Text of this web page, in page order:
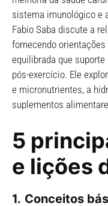
sistema imunológico e
Fabio Saba discute a
fornecendo
equilibrada que
pós-exercício. Ele
e micronutrientes, a
suplementos
5
e lições
1. Conceitos